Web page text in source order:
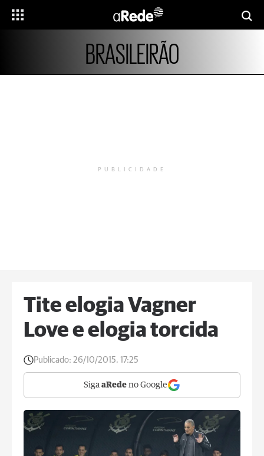
BRASILEIRÃO
PUBLICIDADE
Tite elogia Vagner
Love e elogia torcida
Publicado: 26/10/2015, 17:25
Siga aRede no Google